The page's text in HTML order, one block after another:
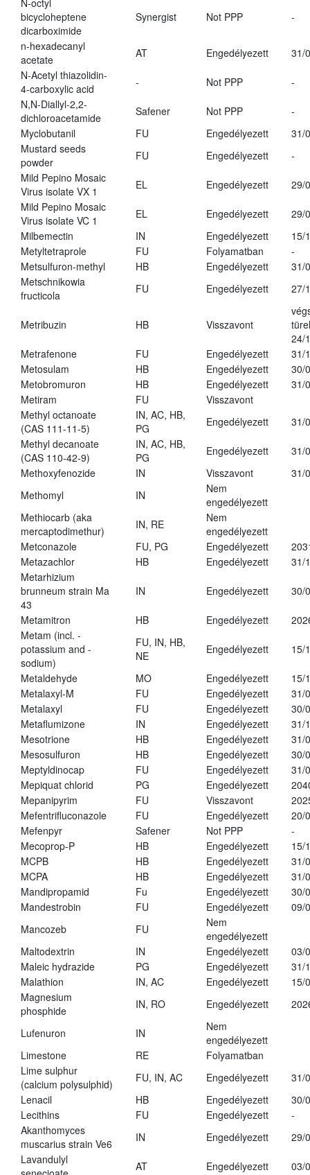
N-octyl
bicycloheptene
dicarboximide
Synergist Not PPP -
n-hexadecanyl
acetate
AT Engedélyezett
31/
N-Acetyl thiazolidin-
4-carboxylic acid
- Not PPP
-
N,N-Diallyl-2,2-
dichloroacetamide
Safener Not PPP
-
Myclobutanil
FU Engedélyezett
31/
Mustard seeds
powder
FU Engedélyezett
-
Mild Pepino Mosaic
Virus isolate VX 1
EL Engedélyezett
29/
Mild Pepino Mosaic
Virus isolate VC 1
EL Engedélyezett
29/
Milbemectin
IN Engedélyezett
15/
Metyltetraprole
FU Folyamatban
-
Metsulfuron-methyl
HB Engedélyezett
31/
Metschnikowia
fructicola
FU Engedélyezett 27/
Metribuzin HB Visszavont
24/
Metrafenone
FU Engedélyezett
31/
Metosulam
HB Engedélyezett
30/
Metobromuron
HB Engedélyezett
31/
Metiram
FU
Visszavont
Methyl octanoate
(CAS 111-11-5)
IN, AC, HB,
PG
Engedélyezett
31/
Methyl decanoate
(CAS 110-42-9)
IN, AC, HB,
PG
Engedélyezett
31/
Methoxyfenozide
IN Visszavont
31/
Methomyl
IN
Nem
engedélyezett
Methiocarb (aka
mercaptodimethur)
IN, RE
Nem
engedélyezett
Metconazole
FU, PG Engedélyezett
Metazachlor
HB Engedélyezett
31/
Metarhizium
brunneum strain Ma
43
IN Engedélyezett 30/
Metamitron HB Engedélyezett
Metam (incl. -
potassium and -
sodium)
FU, IN, HB,
NE
Engedélyezett 15/
Metaldehyde MO Engedélyezett
15/
Metalaxyl-M
FU Engedélyezett
31/
Metalaxyl
FU Engedélyezett
30/
Metaflumizone
IN Engedélyezett
31/
Mesotrione
HB Engedélyezett
31/
Mesosulfuron
HB Engedélyezett
30/
Meptyldinocap
FU Engedélyezett
31/
Mepiquat chlorid
PG Engedélyezett
Mepanipyrim
FU Visszavont
Mefentrifluconazole
FU Engedélyezett
20/
Mefenpyr
Safener Not PPP
-
Mecoprop-P
HB Engedélyezett
15/
MCPB
HB Engedélyezett
31/
MCPA
HB Engedélyezett
31/
Mandipropamid
Fu Engedélyezett
30/
Mandestrobin
FU Engedélyezett
09/
Mancozeb
FU
Nem
engedélyezett
Maltodextrin
IN Engedélyezett
03/
Maleic hydrazide
PG Engedélyezett
31/
Malathion
IN, AC Engedélyezett
15/
Magnesium
phosphide
IN, RO Engedélyezett
Lufenuron IN
Nem
engedélyezett
Limestone
RE
Folyamatban
Lime sulphur
(calcium polysulphid)
FU, IN, AC Engedélyezett
31/
Lenacil
HB Engedélyezett
30/
Lecithins
FU Engedélyezett
-
Akanthomyces
muscarius strain Ve6
IN Engedélyezett
29/
Lavandulyl
AT Engedélyezett
03/